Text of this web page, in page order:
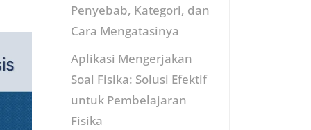
Penyebab, Kategori, dan
Cara Mengatasinya
Aplikasi Mengerjakan
Soal Fisika: Solusi Efektif
untuk Pembelajaran
Fisika